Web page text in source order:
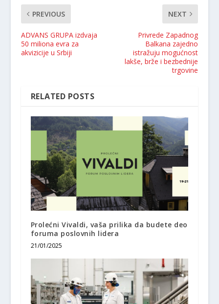
PREVIOUS
ADVANS GRUPA izdvaja
50 miliona evra za
akvizicije u Srbiji
NEXT
Privrede Zapadnog
Balkana zajedno
istražuju mogućnost
lakše, brže i bezbednije
trgovine
RELATED POSTS
Prolećni Vivaldi, vaša prilika da budete deo
foruma poslovnih lidera
21/01/2025